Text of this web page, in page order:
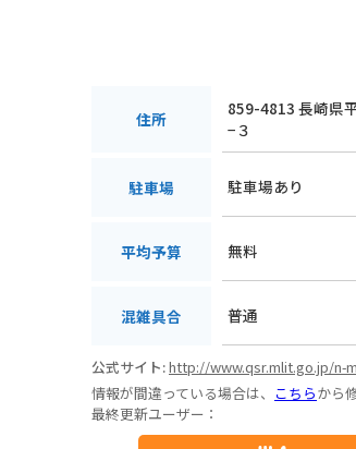
住所
859-4813 長崎県
−３
駐車場 駐車場あり
平均予算 無料
混雑具合 普通
公式サイト:http://www.qsr.mlit.go.jp/n-
情報が間違っている場合は、 こちらから
最終更新ユーザー：